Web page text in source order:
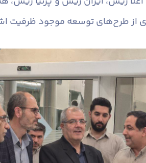
توسعه موجود ظرفیت اشتغال آن‌ها به